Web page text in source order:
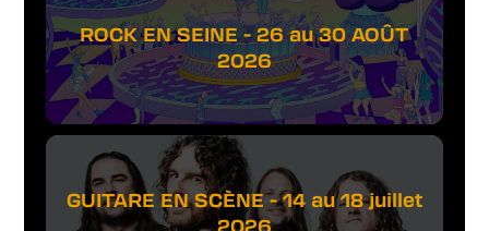
ROCK EN SEINE - 26 au 30 AOÛT
2026
GUITARE EN SCÈNE - 14 au 18 juillet